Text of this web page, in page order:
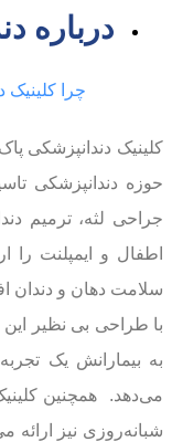
درباره
چرا کلینیک
کلینیک دندانپزشکی
حوزه دندانپزشکی
جراحی لثه، ترمیم
اطفال و ایمپلنت را
سلامت دهان و دندان
با طراحی بی نظیر
به بیمارانش یک
می‌دهد. همچنین
شبانه‌روزی نیز